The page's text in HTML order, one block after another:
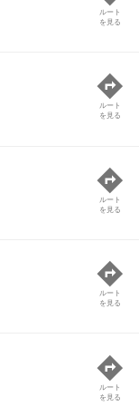
ルート
を見る
ルート
を見る
ルート
を見る
ルート
を見る
ルート
を見る